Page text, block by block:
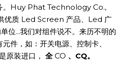
。Huy Phat Technology Co.,
优质 Led Screen 产品、Led 广
位...我们对组件说不。来历不明的
件，如：开关电源、控制卡、
原装进口， 全CO 、CQ。